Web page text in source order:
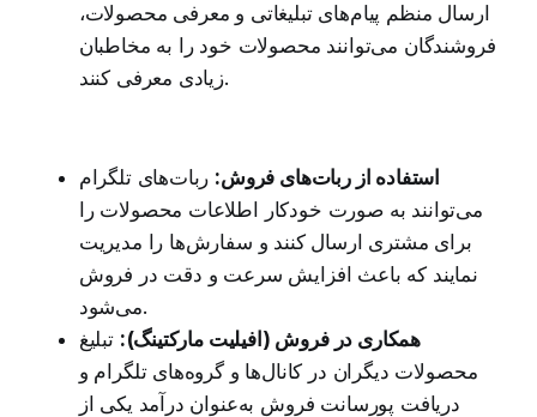
ارسال منظم پیام‌های تبلیغاتی و معرفی محصولات،
فروشندگان می‌توانند محصولات خود را به مخاطبان
زیادی معرفی کنند.
استفاده از ربات‌های فروش: ربات‌های تلگرام
می‌توانند به صورت خودکار اطلاعات محصولات را
برای مشتری ارسال کنند و سفارش‌ها را مدیریت
نمایند که باعث افزایش سرعت و دقت در فروش
می‌شود.
همکاری در فروش (افیلیت مارکتینگ): تبلیغ
محصولات دیگران در کانال‌ها و گروه‌های تلگرام و
دریافت پورسانت فروش به‌عنوان درآمد یکی از